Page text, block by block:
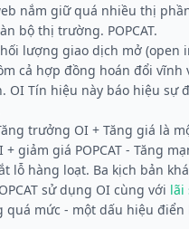
nắm giữ quá nhiều thị
bộ thị trường. POPCAT.
lượng giao dịch mở
cả hợp đồng hoán đổi
OI Tín hiệu này báo hiệu
trưởng OI + Tăng giá là
giảm giá POPCAT - Tăng
lỗ hàng loạt. Ba kịch bản
sử dụng OI cùng với lãi
quá mức - một dấu hiệu